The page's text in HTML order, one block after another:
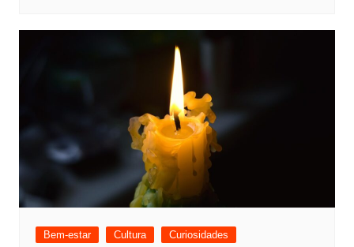
Bem-estar Cultura Curiosidades